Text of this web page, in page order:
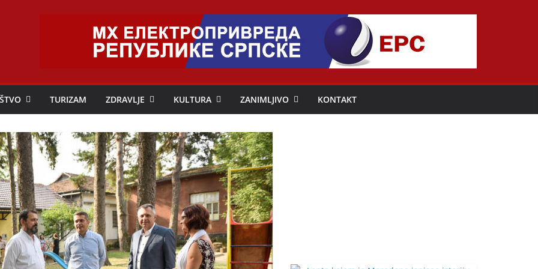
TURIZAM ZDRAVLJE KULTURA ZANIMLJIVO KONTAKT